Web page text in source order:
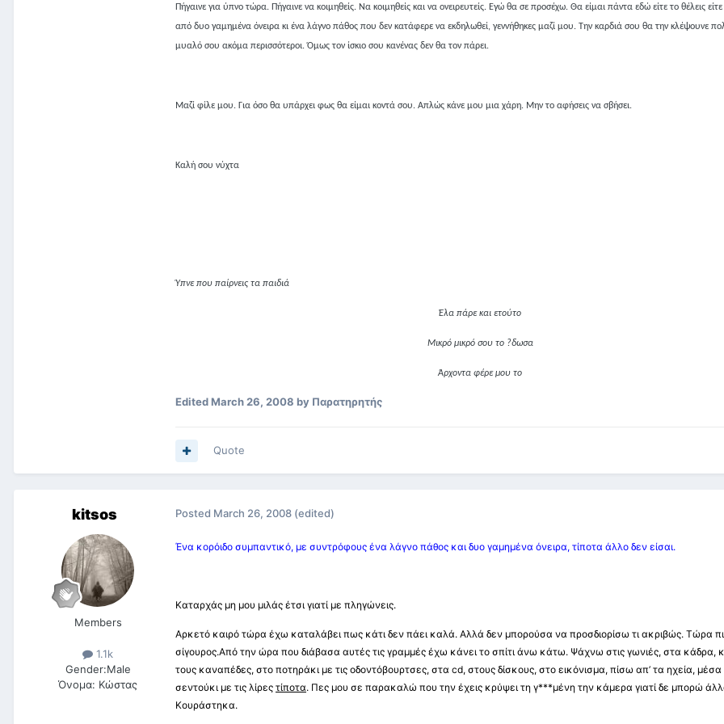
Πήγαινε για ύπνο τώρα. Πήγαινε να κοιμηθείς. Να κοιμηθείς και να ονειρευτείς. Εγώ θα σε προσέχω. Θα είμαι πάντα εδώ είτε το θέλεις είτε
από δυο γαμημένα όνειρα κι ένα λάγνο πάθος που δεν κατάφερε να εκδηλωθεί, γεννήθηκες μαζί μου. Την καρδιά σου θα την κλέψουνε
μυαλό σου ακόμα περισσότεροι. Όμως τον ίσκιο σου κανένας δεν θα τον πάρει.
Μαζί φίλε μου. Για όσο θα υπάρχει φως θα είμαι κοντά σου. Απλώς κάνε μου μια χάρη. Μην το αφήσεις να σβήσει.
Καλή σου νύχτα
Ύπνε που παίρνεις τα παιδιά
Έλα πάρε και ετούτο
Μικρό μικρό σου το ?δωσα
Άρχοντα φέρε μου το
EditedMarch 26, 2008 by Παρατηρητής
Quote
kitsos
Members
1.1k
Gender:Male
Όνομα: Κώστας
Posted March 26, 2008 (edited)
Ένα κορόιδο συμπαντικό, με συντρόφους ένα λάγνο πάθος και δυο γαμημένα όνειρα, τίποτα άλλο δεν είσαι.
Καταρχάς μη μου μιλάς έτσι γιατί με πληγώνεις.
Αρκετό καιρό τώρα έχω καταλάβει πως κάτι δεν πάει καλά. Αλλά δεν μπορούσα να προσδιορίσω τι ακριβώς. Τώρα
σίγουρος.Από την ώρα που διάβασα αυτές τις γραμμές έχω κάνει το σπίτι άνω κάτω. Ψάχνω στις γωνιές, στα κάδρα,
τους καναπέδες, στο ποτηράκι με τις οδοντόβουρτσες, στα cd, στους δίσκους, στο εικόνισμα, πίσω απ’ τα ηχεία,
σεντούκι με τις λίρες τίποτα. Πες μου σε παρακαλώ που την έχεις κρύψει τη γ***μένη την κάμερα γιατί δε μπορώ
Κουράστηκα.